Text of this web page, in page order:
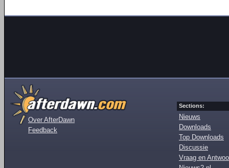
Over AfterDawn
Feedback
Sections:
Nieuws
Downloads
Top Downloads
Discussie
Vraag en